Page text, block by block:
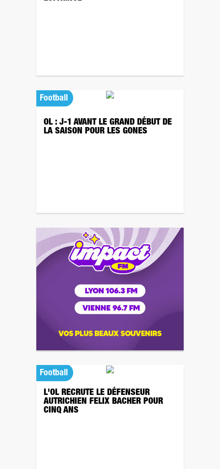
Football
OL : J-1 AVANT LE GRAND DÉBUT DE
LA SAISON POUR LES GONES
Football
L'OL RECRUTE LE DÉFENSEUR
AUTRICHIEN FELIX BACHER POUR
CINQ ANS